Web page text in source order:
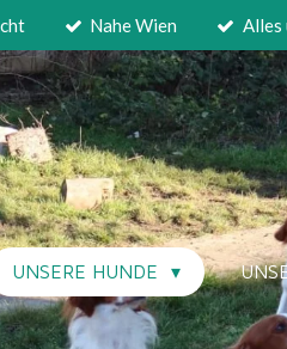
Nahe Wien Alles
UNSERE HUNDE